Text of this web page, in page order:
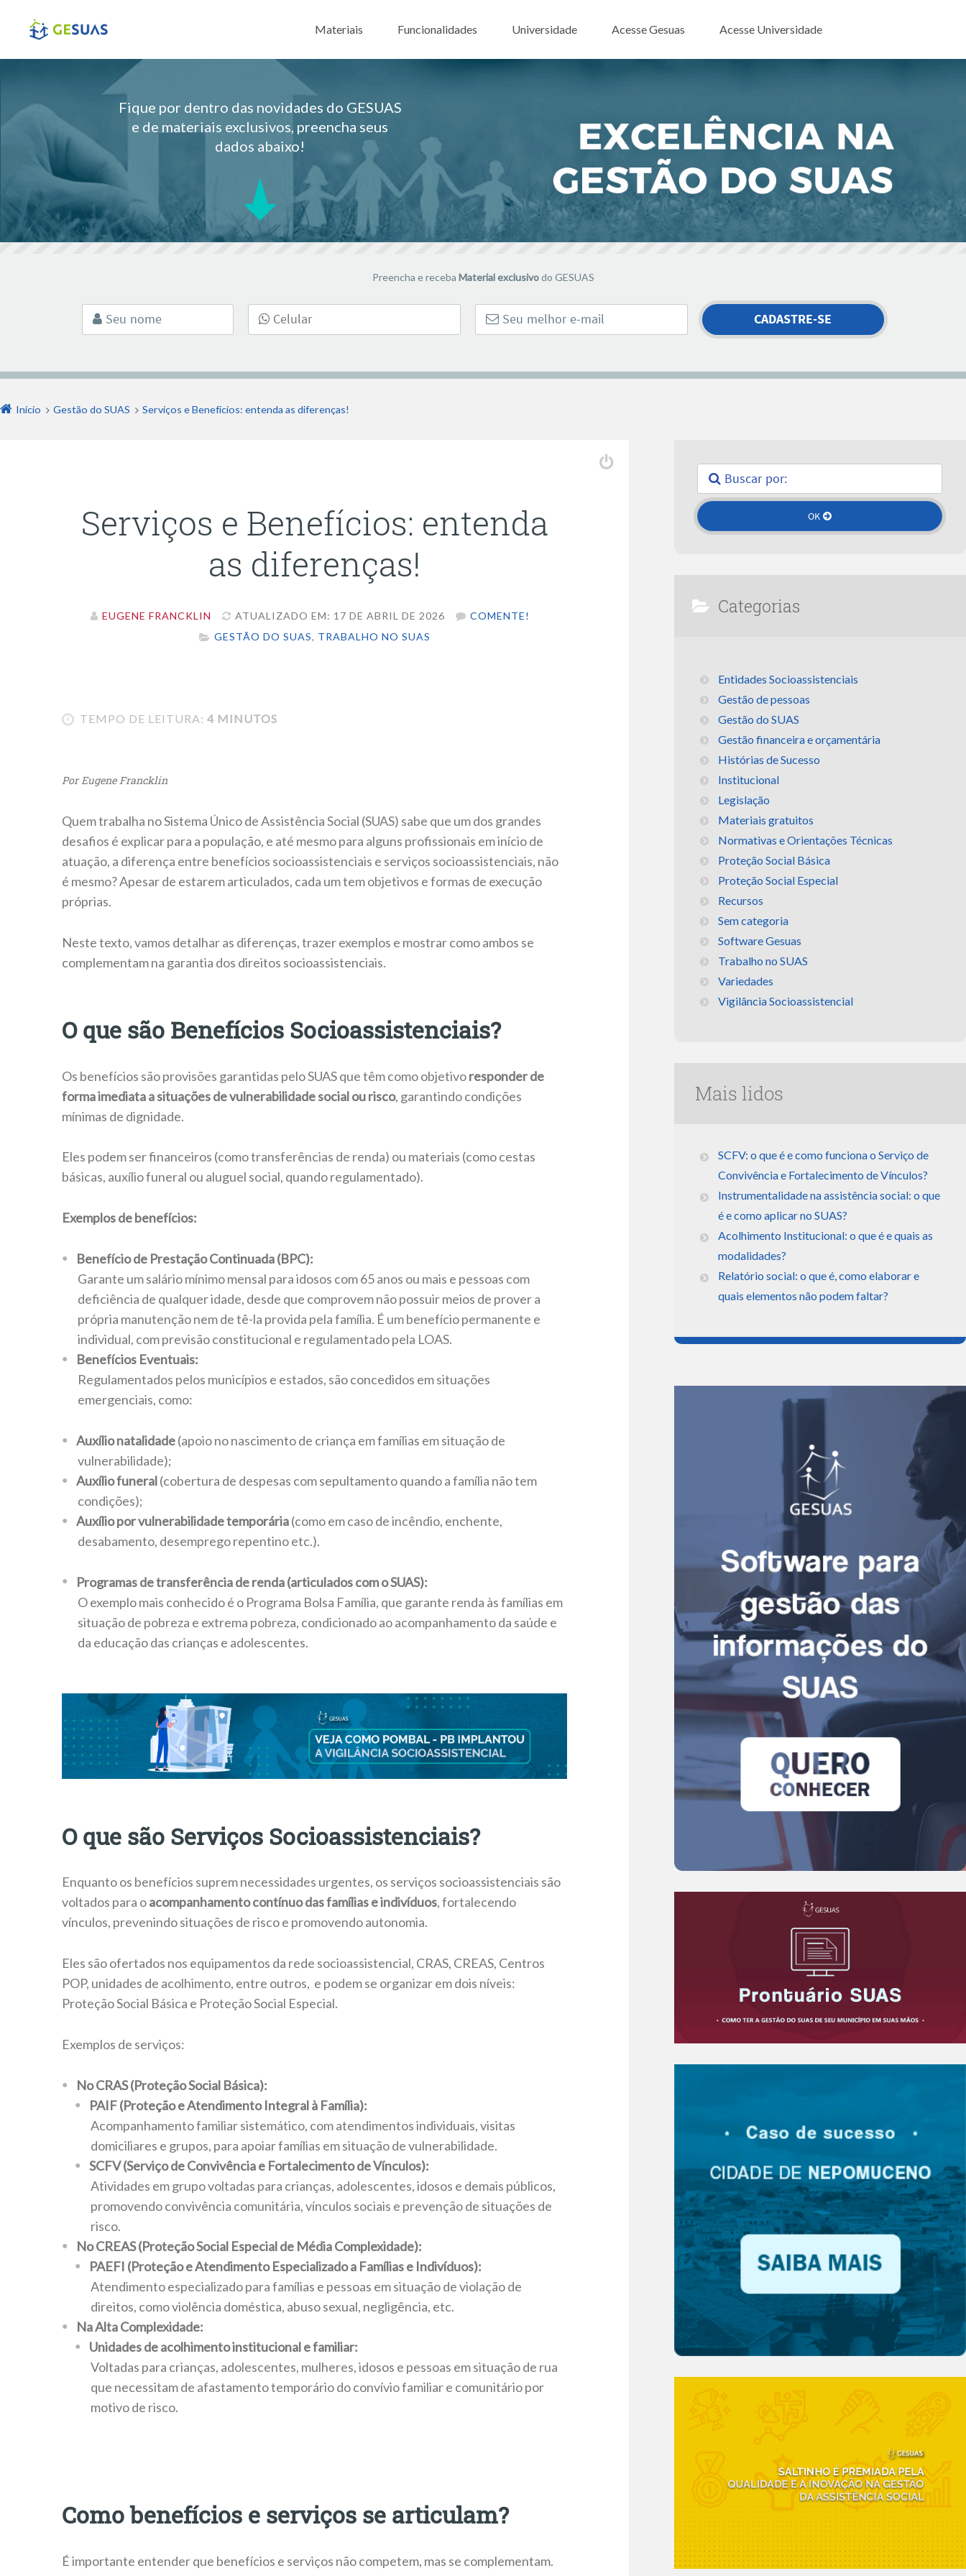
Materiais Funcionalidades Universidade Acesse Gesuas Acesse Universidade
Fique por dentro das novidades do GESUAS
e de materiais exclusivos, preencha seus
dados abaixo!
Preencha e receba Material exclusivodo GESUAS
Início Gestão do SUAS Serviços e Benefícios: entenda as diferenças!
Serviços e Benefícios: entenda
as diferenças!
EUGENE FRANCKLIN ATUALIZADO EM: 17 DE ABRIL DE 2026
COMENTE!
GESTÃO DO SUAS, TRABALHO NO SUAS
TEMPO DE LEITURA: 4 MINUTOS
Por Eugene Francklin
Quem trabalha no Sistema Único de Assistência Social (SUAS) sabe que um dos grandes
desafios é explicar para a população, e até mesmo para alguns profissionais em início de
atuação, a diferença entre benefícios socioassistenciais e serviços socioassistenciais, não
é mesmo? Apesar de estarem articulados, cada um tem objetivos e formas de execução
próprias.
Neste texto, vamos detalhar as diferenças, trazer exemplos e mostrar como ambos se
complementam na garantia dos direitos socioassistenciais.
O que são Benefícios Socioassistenciais?
Os benefícios são provisões garantidas pelo SUAS que têm como objetivoresponder de
forma imediata a situações de vulnerabilidade social ou risco, garantindo condições
mínimas de dignidade.
Eles podem ser financeiros (como transferências de renda) ou materiais (como cestas
básicas, auxílio funeral ou aluguel social, quando regulamentado).
Exemplos de benefícios:
Benefício de Prestação Continuada (BPC):
Garante um salário mínimo mensal para idosos com 65 anos ou mais e pessoas com
deficiência de qualquer idade, desde que comprovem não possuir meios de prover a
própria manutenção nem de tê-la provida pela família. É um benefício permanente e
individual, com previsão constitucional e regulamentado pela LOAS.
Benefícios Eventuais:
Regulamentados pelos municípios e estados, são concedidos em situações
emergenciais, como:
Auxílio natalidade(apoio no nascimento de criança em famílias em situação de
vulnerabilidade);
Auxílio funeral(cobertura de despesas com sepultamento quando a família não tem
condições);
Auxílio por vulnerabilidade temporária(como em caso de incêndio, enchente,
desabamento, desemprego repentino etc.).
Programas de transferência de renda (articulados com o SUAS):
O exemplo mais conhecido é o Programa Bolsa Família, que garante renda às famílias em
situação de pobreza e extrema pobreza, condicionado ao acompanhamento da saúde e
da educação das crianças e adolescentes.
O que são Serviços Socioassistenciais?
Enquanto os benefícios suprem necessidades urgentes, os serviços socioassistenciais são
voltados para oacompanhamento contínuo das famílias e indivíduos, fortalecendo
vínculos, prevenindo situações de risco e promovendo autonomia.
Eles são ofertados nos equipamentos da rede socioassistencial, CRAS, CREAS, Centros
POP, unidades de acolhimento, entre outros, e podem se organizar em dois níveis:
Proteção Social Básica e Proteção Social Especial.
Exemplos de serviços:
No CRAS (Proteção Social Básica):
PAIF (Proteção e Atendimento Integral à Família):
Acompanhamento familiar sistemático, com atendimentos individuais, visitas
domiciliares e grupos, para apoiar famílias em situação de vulnerabilidade.
SCFV (Serviço de Convivência e Fortalecimento de Vínculos):
Atividades em grupo voltadas para crianças, adolescentes, idosos e demais públicos,
promovendo convivência comunitária, vínculos sociais e prevenção de situações de
risco.
No CREAS (Proteção Social Especial de Média Complexidade):
PAEFI (Proteção e Atendimento Especializado a Famílias e Indivíduos):
Atendimento especializado para famílias e pessoas em situação de violação de
direitos, como violência doméstica, abuso sexual, negligência, etc.
Na Alta Complexidade:
Unidades de acolhimento institucional e familiar:
Voltadas para crianças, adolescentes, mulheres, idosos e pessoas em situação de rua
que necessitam de afastamento temporário do convívio familiar e comunitário por
motivo de risco.
Como benefícios e serviços se articulam?
É importante entender que benefícios e serviços não competem, mas se complementam.
Categorias
Entidades Socioassistenciais
Gestão de pessoas
Gestão do SUAS
Gestão financeira e orçamentária
Histórias de Sucesso
Institucional
Legislação
Materiais gratuitos
Normativas e Orientações Técnicas
Proteção Social Básica
Proteção Social Especial
Recursos
Sem categoria
Software Gesuas
Trabalho no SUAS
Variedades
Vigilância Socioassistencial
Mais lidos
SCFV: o que é e como funciona o Serviço de
Convivência e Fortalecimento de Vínculos?
Instrumentalidade na assistência social: o que
é e como aplicar no SUAS?
Acolhimento Institucional: o que é e quais as
modalidades?
Relatório social: o que é, como elaborar e
quais elementos não podem faltar?